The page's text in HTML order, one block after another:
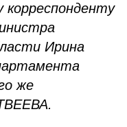
Ирина
же